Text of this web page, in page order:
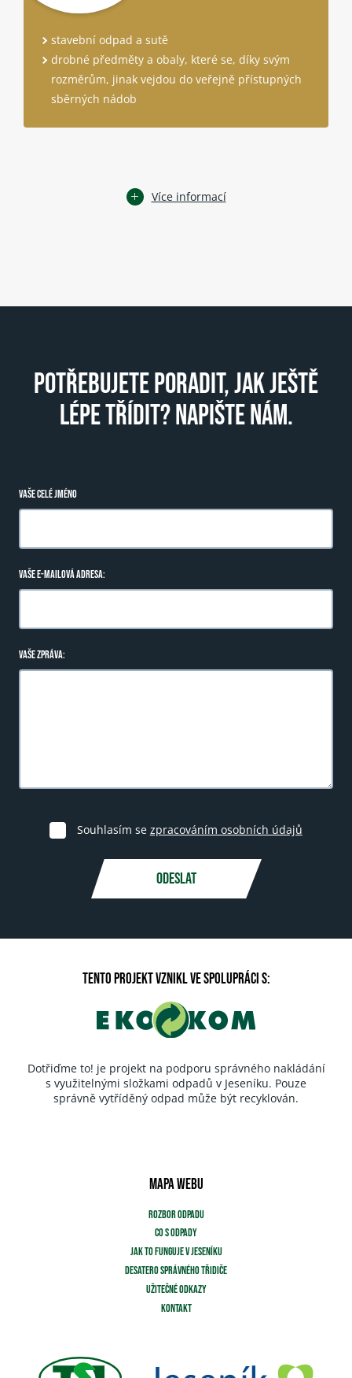
stavební odpad a sutě
drobné předměty a obaly, které se, díky svým
rozměrům, jinak vejdou do veřejně přístupných
sběrných nádob
Více informací
POTŘEBUJETE PORADIT, JAK JEŠTĚ
LÉPE TŘÍDIT? NAPIŠTE NÁM.
VAŠE CELÉ JMÉNO
VAŠE E-MAILOVÁ ADRESA:
VAŠE ZPRÁVA:
Souhlasím se zpracováním osobních údajů
ODESLAT
TENTO PROJEKT VZNIKL VE SPOLUPRÁCI S:
Dotřiďme to! je projekt na podporu správného nakládání
s využitelnými složkami odpadů v Jeseníku. Pouze
správně vytříděný odpad může být recyklován.
MAPA WEBU
ROZBOR ODPADU
CO S ODPADY
JAK TO FUNGUJE V JESENÍKU
DESATERO SPRÁVNÉHO TŘIDIČE
UŽITEČNÉ ODKAZY
KONTAKT